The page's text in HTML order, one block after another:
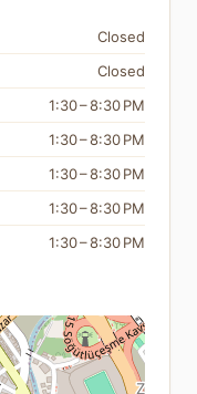
Closed
Closed
1:30 – 8:30 PM
1:30 – 8:30 PM
1:30 – 8:30 PM
1:30 – 8:30 PM
1:30 – 8:30 PM